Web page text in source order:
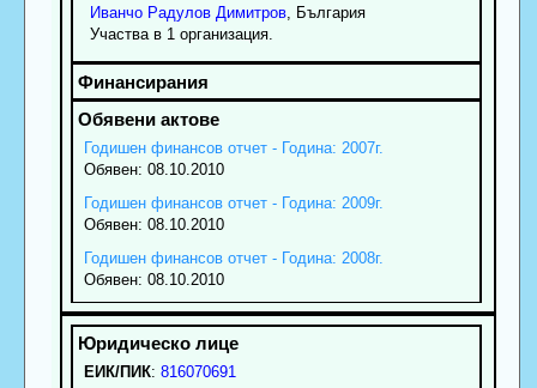
Иванчо Радулов Димитров, България
Участва в 1 организация.
Годишен финансов отчет - Година: 2007г.
Обявен: 08.10.2010
Годишен финансов отчет - Година: 2009г.
Обявен: 08.10.2010
Годишен финансов отчет - Година: 2008г.
Обявен: 08.10.2010
ЕИК/ПИК: 816070691